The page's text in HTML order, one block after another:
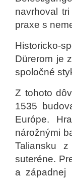
navrhoval
praxe s
Historicko-
Dürerom je
spoločné
Z tohoto
1535
Európe.
nárožnými
Taliansku
suteréne.
a západnej